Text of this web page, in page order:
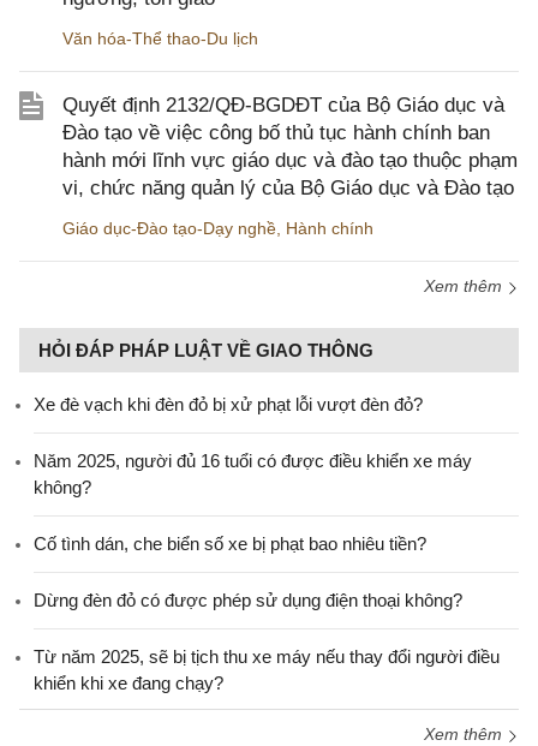
Văn hóa-Thể thao-Du lịch
Quyết định 2132/QĐ-BGDĐT của Bộ Giáo dục và
Đào tạo về việc công bố thủ tục hành chính ban
hành mới lĩnh vực giáo dục và đào tạo thuộc phạm
vi, chức năng quản lý của Bộ Giáo dục và Đào tạo
Giáo dục-Đào tạo-Dạy nghề, Hành chính
Xem thêm
HỎI ĐÁP PHÁP LUẬT VỀ GIAO THÔNG
Xe đè vạch khi đèn đỏ bị xử phạt lỗi vượt đèn đỏ?
Năm 2025, người đủ 16 tuổi có được điều khiển xe máy
không?
Cố tình dán, che biển số xe bị phạt bao nhiêu tiền?
Dừng đèn đỏ có được phép sử dụng điện thoại không?
Từ năm 2025, sẽ bị tịch thu xe máy nếu thay đổi người điều
khiển khi xe đang chạy?
Xem thêm